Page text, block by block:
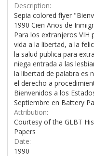
Description:
Sepia colored flyer
1990 Cien Años de
Para los extranjeros VIH
vida a la libertad, a la
la salud publica para
niega entrada a las
la libertad de palabra es
el derecho a
Bienvenidos a los
Septiembre en Battery
Attribution:
Courtesy of the GLBT
Papers
Date:
1990